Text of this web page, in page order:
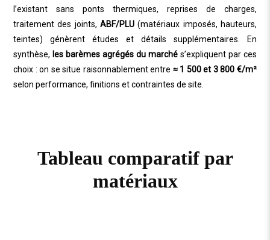
l’existant sans ponts thermiques, reprises de charges,
traitement des joints, ABF/PLU (matériaux imposés, hauteurs,
teintes) génèrent études et détails supplémentaires. En
synthèse, les barèmes agrégés du marché s’expliquent par ces
choix : on se situe raisonnablement entre ≈ 1 500 et 3 800 €/m²
selon performance, finitions et contraintes de site.
Tableau comparatif par
matériaux